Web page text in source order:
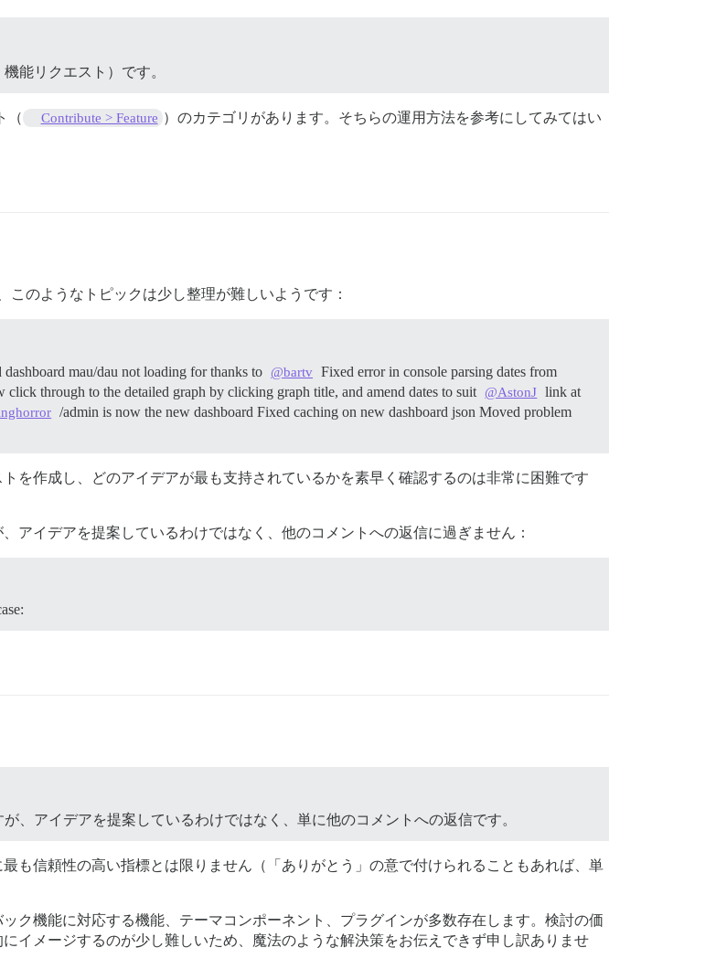
能リクエスト）です。
（ Contribute > Feature ）のカテゴリがあります。そちらの運用方法を参考にしてみてはい
このようなトピックは少し整理が難しいようです：
mau/dau not loading for thanks to @bartv Fixed error in console parsing dates from
click through to the detailed graph by clicking graph title, and amend dates to suit @AstonJ link at
/admin is now the new dashboard Fixed caching on new dashboard json Moved problem
を作成し、どのアイデアが最も支持されているかを素早く確認するのは非常に困難です
アイデアを提案しているわけではなく、他のコメントへの返信に過ぎません：
、アイデアを提案しているわけではなく、単に他のコメントへの返信です。
も信頼性の高い指標とは限りません（「ありがとう」の意で付けられることもあれば、単
ク機能に対応する機能、テーマコンポーネント、プラグインが多数存在します。検討の価
イメージするのが少し難しいため、魔法のような解決策をお伝えできず申し訳ありませ